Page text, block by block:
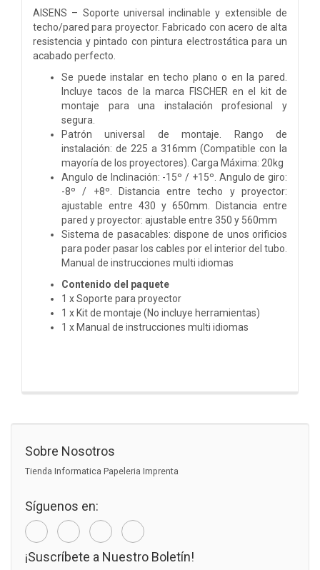
AISENS – Soporte universal inclinable y extensible de
techo/pared para proyector. Fabricado con acero de alta
resistencia y pintado con pintura electrostática para un
acabado perfecto.
Se puede instalar en techo plano o en la pared.
Incluye tacos de la marca FISCHER en el kit de
montaje para una instalación profesional y
segura.
Patrón universal de montaje. Rango de
instalación: de 225 a 316mm (Compatible con la
mayoría de los proyectores). Carga Máxima: 20kg
Angulo de Inclinación: -15º / +15º. Angulo de giro:
-8º / +8º. Distancia entre techo y proyector:
ajustable entre 430 y 650mm. Distancia entre
pared y proyector: ajustable entre 350 y 560mm
Sistema de pasacables: dispone de unos orificios
para poder pasar los cables por el interior del tubo.
Manual de instrucciones multi idiomas
Contenido del paquete
1 x Soporte para proyector
1 x Kit de montaje (No incluye herramientas)
1 x Manual de instrucciones multi idiomas
Sobre Nosotros
Tienda Informatica Papeleria Imprenta
Síguenos en:
¡Suscríbete a Nuestro Boletín!